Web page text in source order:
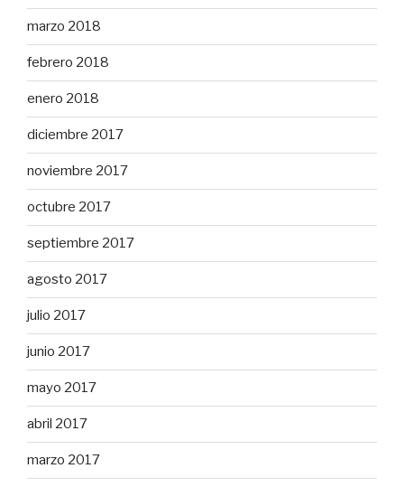
marzo 2018
febrero 2018
enero 2018
diciembre 2017
noviembre 2017
octubre 2017
septiembre 2017
agosto 2017
julio 2017
junio 2017
mayo 2017
abril 2017
marzo 2017